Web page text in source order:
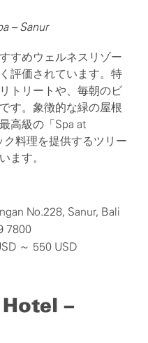
– Sanur
すめウェルネスリゾー
評価されています。特
トリートや、毎朝のビ
す。象徴的な緑の屋根
高級の「Spa at
料理を提供するツリー
ます。
No.228, Sanur, Bali
7800
～ 550 USD
–